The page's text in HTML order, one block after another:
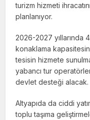
turizm hizmeti
planlanıyor.
2026-2027 yıllarında
konaklama
tesisin hizmete
yabancı tur
devlet desteği alacak.
Altyapıda da ciddi
toplu taşıma